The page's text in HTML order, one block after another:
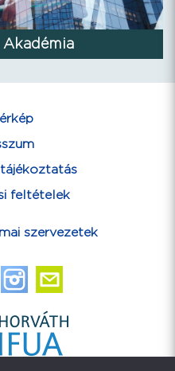
feltételek
szervezetek